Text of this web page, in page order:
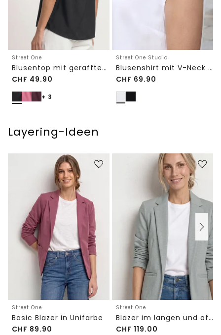
Street One
Blusentop mit gerafftem Rundhals
CHF 49.90
+ 3
Street One Studio
Blusenshirt mit V-Neck und Spitze
CHF 69.90
Layering-Ideen
Street One
Basic Blazer in Unifarbe
CHF 89.90
Street One
Blazer im langen und offenen Schnitt
CHF 119.00